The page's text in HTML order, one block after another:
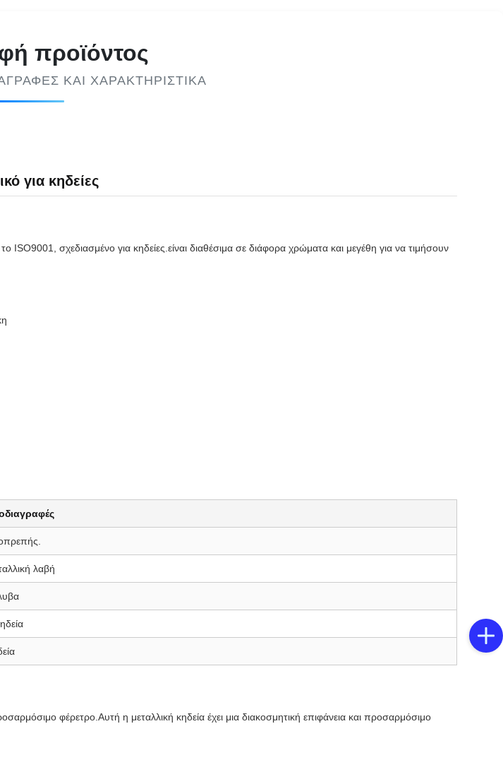
προϊόντος
ΚΑΙ ΧΑΡΑΚΤΗΡΙΣΤΙΚΆ
για κηδείες
σχεδιασμένο για κηδείες.είναι διαθέσιμα σε διάφορα χρώματα και μεγέθη για να τιμήσουν
λαβή
φέρετρο.Αυτή η μεταλλική κηδεία έχει μια διακοσμητική επιφάνεια και προσαρμόσιμο